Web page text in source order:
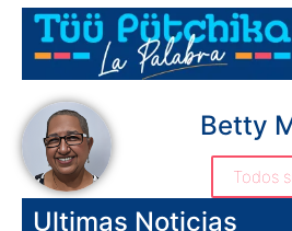
Betty
Todos
Ultimas Noticias